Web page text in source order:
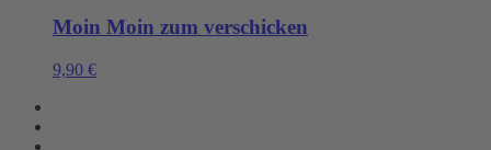
Moin Moin zum verschicken
9,90 €